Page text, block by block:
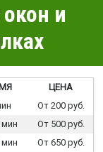
и
ЦЕНА
От 200 руб.
мин
От 500 руб.
мин
От 650 руб.